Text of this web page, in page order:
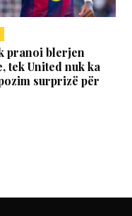
pranoi blerjen
tek United nuk ka
surprizë për